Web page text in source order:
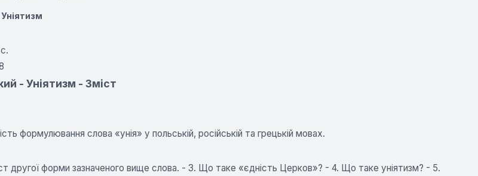
- Уніятизм - Зміст
формулювання слова «унія» у польській, російській та грецькій мовах.
другої форми зазначеного вище слова. - 3. Що таке «єдність Церков»? - 4. Що таке уніятизм? - 5.